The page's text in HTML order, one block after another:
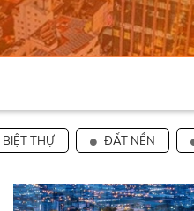
BIỆT THỰ ĐẤT NỀN